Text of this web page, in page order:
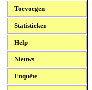
Toevoegen
Statistieken
Help
Nieuws
Enquête